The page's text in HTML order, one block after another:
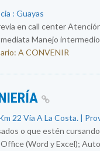
: Guayas
en call center
Manejo
A CONVENIR
22 Vía A La Costa. |
o que estén
(Word y Excel);